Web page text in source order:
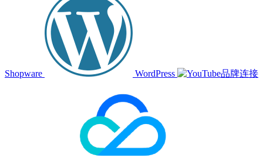
Shopware WordPress